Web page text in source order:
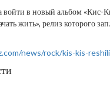
войти в новый альбом «Кис-
жить», релиз которого
news/rock/kis-kis-